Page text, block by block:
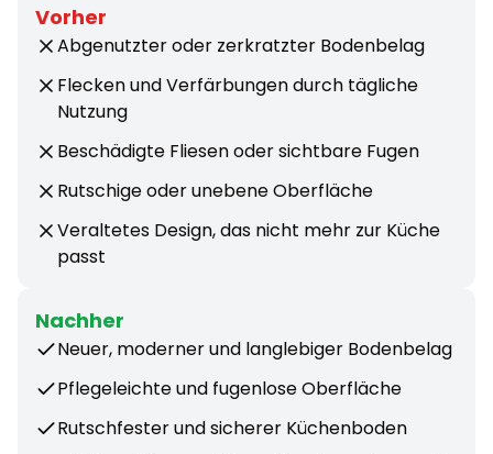
Vorher
Abgenutzter oder zerkratzter Bodenbelag
Flecken und Verfärbungen durch tägliche
Nutzung
Beschädigte Fliesen oder sichtbare Fugen
Rutschige oder unebene Oberfläche
Veraltetes Design, das nicht mehr zur Küche
passt
Nachher
Neuer, moderner und langlebiger Bodenbelag
Pflegeleichte und fugenlose Oberfläche
Rutschfester und sicherer Küchenboden